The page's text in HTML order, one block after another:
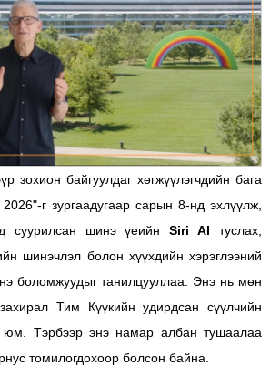
зохион байгуулдаг хөгжүүлэгчдийн бага
г зургаадугаар сарын 8-нд эхлүүлж,
суурилсан шинэ үеийнSiri AI туслах,
шинэчлэл болон хүүхдийн хэрэглээний
боломжуудыг танилцууллаа. Энэ нь мөн
Тим Күүкийн удирдсан сүүлчийн
юм. Тэрбээр энэ намар албан тушаалаа
томилогдохоор болсон байна.